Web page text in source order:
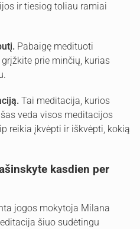
ir tiesiog toliau ramiai
Pabaigę medituoti
prie minčių, kurias
Tai meditacija, kurios
veda visos meditacijos
reikia įkvėpti ir iškvėpti, kokią
kasdien per
jogos mokytoja Milana
šiuo sudėtingu